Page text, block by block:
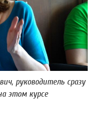
руководитель сразу
этом курсе